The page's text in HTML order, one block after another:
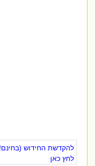
להקדשת החידוש (בחינם!)
לחץ כאן